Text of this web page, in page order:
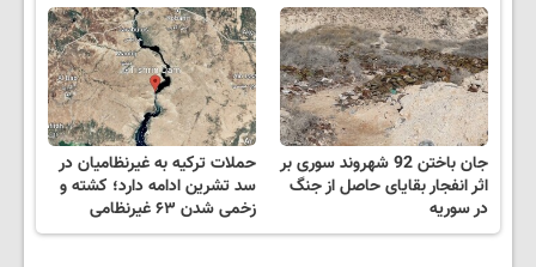
جان باختن 92 شهروند سوری بر
اثر انفجار بقایای حاصل از جنگ
در سوریه
حملات ترکیه به غیرنظامیان در
سد تشرین ادامه دارد؛ کشته و
زخمی شدن ۶۳ غیرنظامی